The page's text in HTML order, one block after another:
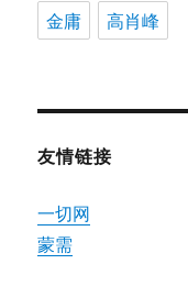
金庸
高肖峰
友情链接
一切网
蒙需